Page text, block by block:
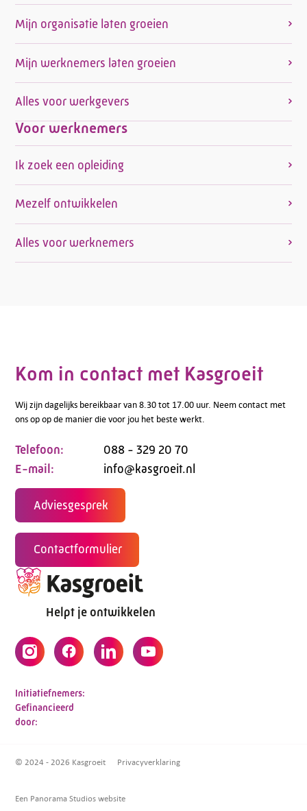
Mijn organisatie laten groeien
Mijn werknemers laten groeien
Alles voor werkgevers
Voor werknemers
Ik zoek een opleiding
Mezelf ontwikkelen
Alles voor werknemers
Kom in contact met Kasgroeit
Wij zijn dagelijks bereikbaar van 8.30 tot 17.00 uur. Neem contact met
ons op op de manier die voor jou het beste werkt.
Telefoon:
088 - 329 20 70
E-mail:
info@kasgroeit.nl
Adviesgesprek
Contactformulier
Helpt je ontwikkelen
Initiatiefnemers:
Gefinancieerd
door:
© 2024 - 2026 Kasgroeit Privacyverklaring
Een Panorama Studios website